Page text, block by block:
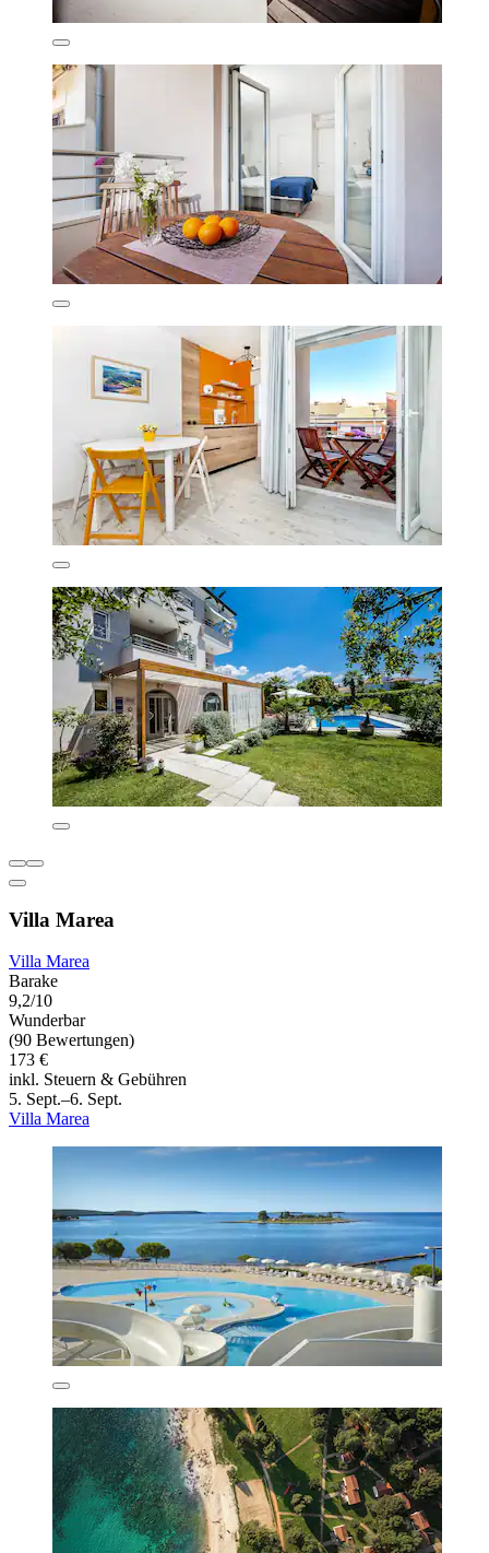
Villa Marea
Villa Marea
Barake
9,2/10
Wunderbar
(90 Bewertungen)
173 €
inkl. Steuern & Gebühren
5. Sept.–6. Sept.
Villa Marea